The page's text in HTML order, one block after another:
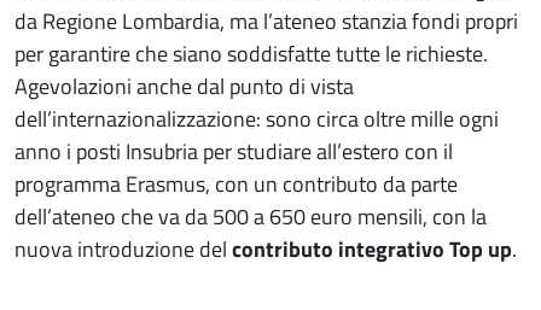
da Regione Lombardia, ma l’ateneo stanzia fondi propri
per garantire che siano soddisfatte tutte le richieste.
Agevolazioni anche dal punto di vista
dell’internazionalizzazione: sono circa oltre mille ogni
anno i posti Insubria per studiare all’estero con il
programma Erasmus, con un contributo da parte
dell’ateneo che va da 500 a 650 euro mensili, con la
nuova introduzione delcontributo integrativo Top up.